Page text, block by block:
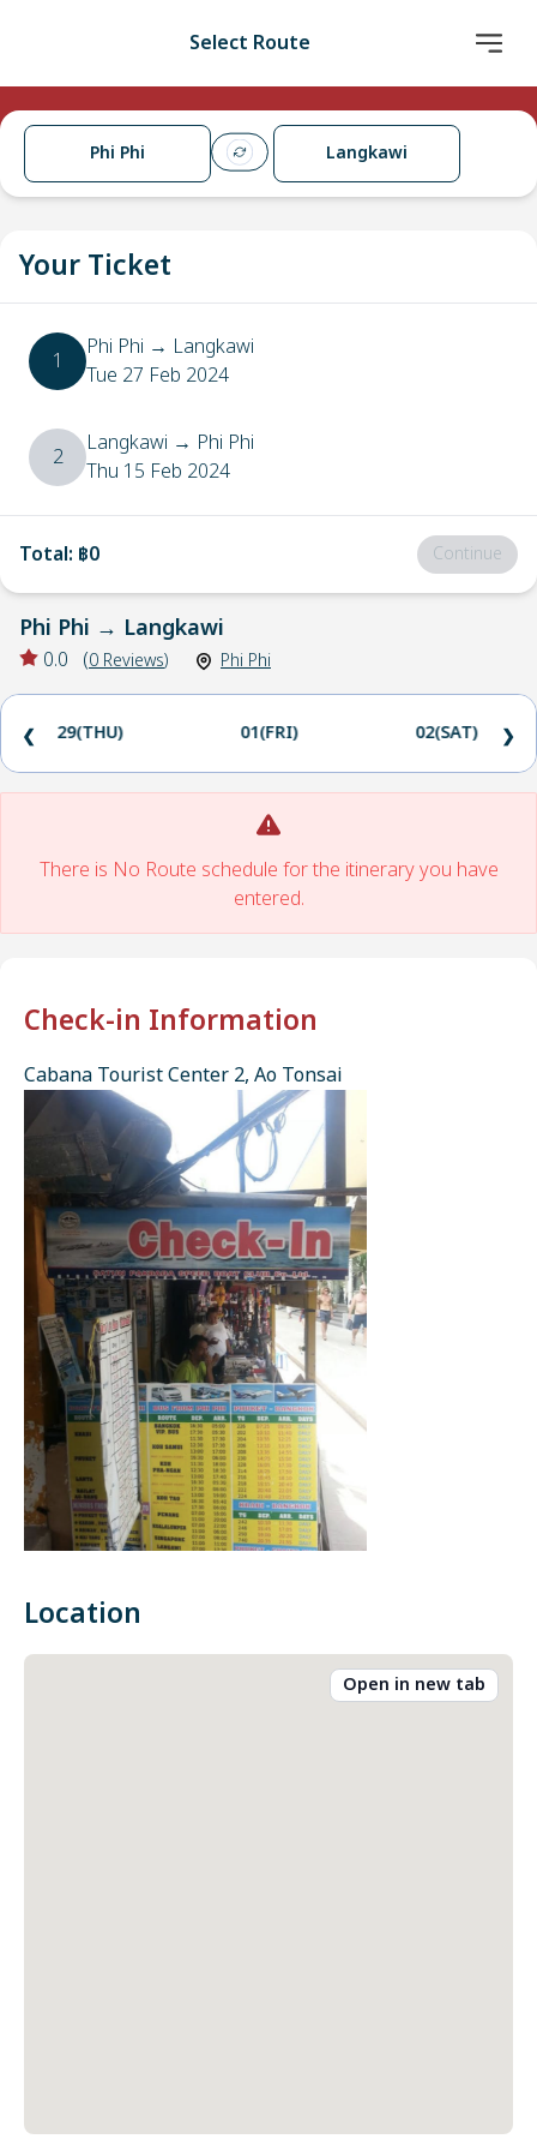
Select Route
Phi Phi Langkawi
Your Ticket
1 Phi Phi → Langkawi
Tue 27 Feb 2024
2 Langkawi → Phi Phi
Thu 15 Feb 2024
Total: ฿0 Continue
Phi Phi → Langkawi
0.0 (0 Reviews) Phi Phi
29(THU) 01(FRI) 02(SAT)
❮ ❯
There is No Route schedule for the itinerary you have
entered.
Check-in Information
Cabana Tourist Center 2, Ao Tonsai
Location
Open in new tab